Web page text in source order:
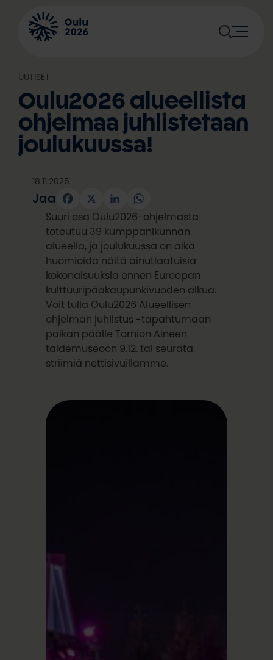
sisältöön
UUTISET
Oulu2026 alueellista
ohjelmaa juhlistetaan
joulukuussa!
18.11.2025
Jaa Facebook
X LinkedInWhatsApp
Suuri osa Oulu2026-ohjelmasta
toteutuu 39 kumppanikunnan
alueella, ja joulukuussa on aika
huomioida näitä ainutlaatuisia
kokonaisuuksia ennen Euroopan
kulttuuripääkaupunkivuoden alkua.
Voit tulla Oulu2026 Alueellisen
ohjelman juhlistus -tapahtumaan
paikan päälle Tornion Aineen
taidemuseoon 9.12. tai seurata
striimiä nettisivuillamme.